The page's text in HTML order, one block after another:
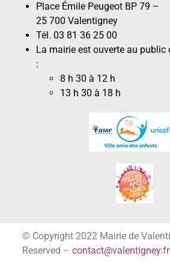
Place Émile Peugeot BP 79 –
25 700 Valentigney
Tél. 03 81 36 25 00
La mairie est ouverte au public
:
8 h 30 à 12 h
13 h 30 à 18 h
© Copyright 2022 Mairie de
Reserved – contact@valentigney.fr